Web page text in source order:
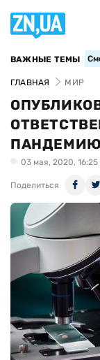
ВАЖНЫЕ ТЕМЫ
ГЛАВНАЯ МИР
03 мая, 2020, 16:25
Поделиться